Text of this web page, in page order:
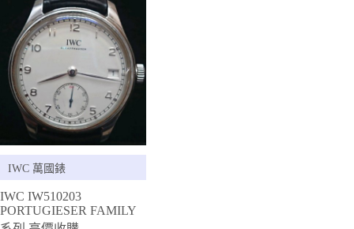
IWC 萬國錶
IWC IW510203
PORTUGIESER FAMILY